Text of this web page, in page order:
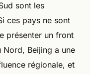
sont les
ces pays ne sont
présenter un front
Nord, Beijing a une
régionale, et